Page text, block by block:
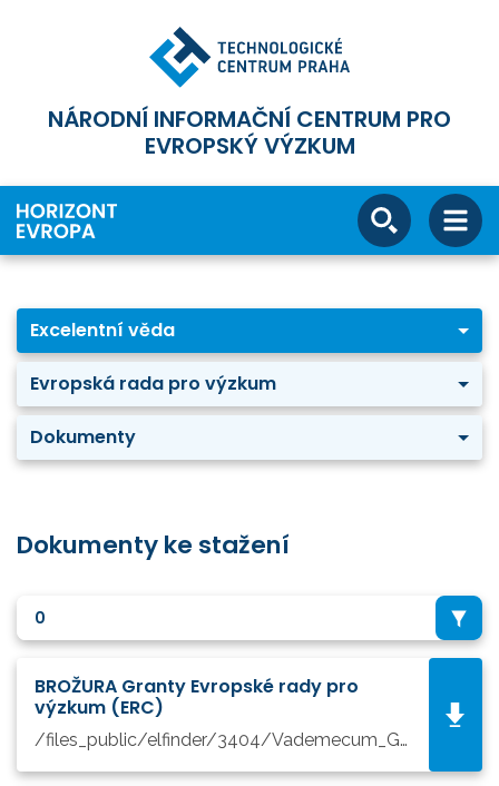
NÁRODNÍ INFORMAČNÍ CENTRUM PRO
EVROPSKÝ VÝZKUM
Excelentní věda
Evropská rada pro výzkum
Dokumenty
Dokumenty ke stažení
0
BROŽURA Granty Evropské rady pro
výzkum (ERC)
/files_public/elfinder/3404/Vademecum_Granty ERC.pdf